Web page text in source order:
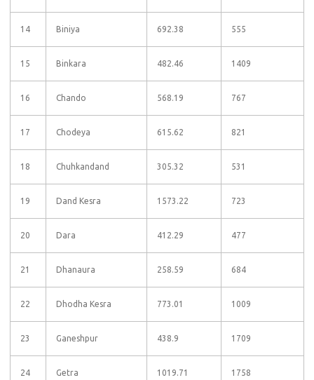
14 Biniya 692.38 555
15 Binkara 482.46 1409
16 Chando 568.19 767
17 Chodeya 615.62 821
18 Chuhkandand 305.32 531
19 Dand Kesra 1573.22 723
20 Dara 412.29 477
21 Dhanaura 258.59 684
22 Dhodha Kesra 773.01 1009
23 Ganeshpur 438.9 1709
24 Getra 1019.71 1758